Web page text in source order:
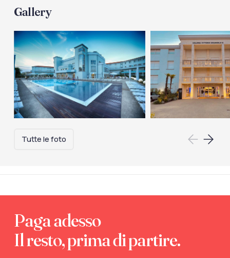
Gallery
Tutte le foto
Paga adesso
Il resto, prima di partire.